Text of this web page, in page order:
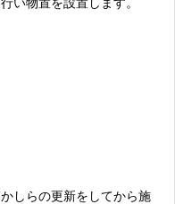
しらの更新をしてから施